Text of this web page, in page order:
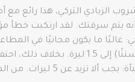
سرقتك. لقد ارتكبت خطأ مؤسفًا بدفع 4
المحتمل أن يرتفع إلى 7 في اسطنبول، لكن مرة أخرى، ليس أكثر من ذلك!